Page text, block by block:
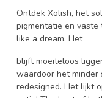
Ontdek Xolish, het
pigmentatie en
like a dream. Het
blijft moeiteloos
waardoor het
redesigned. Het lijkt